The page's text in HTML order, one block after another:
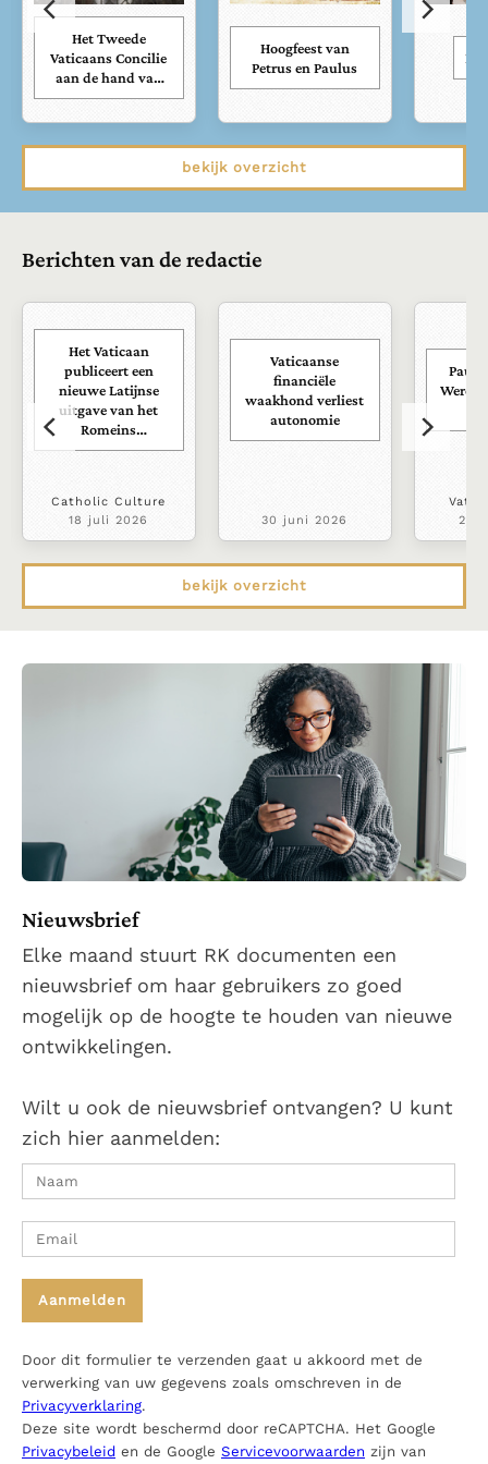
Het Tweede
Vaticaans Concilie
aan de hand van
zijn documenten
Hoogfeest van
Petrus en Paulus
bekijk overzicht
Berichten van de redactie
Het Vaticaan
publiceert een
nieuwe Latijnse
uitgave van het
Romeins
martyrologium
Catholic Culture
18 juli 2026
Vaticaanse
financiële
waakhond verliest
autonomie
30 juni 2026
Paus
22
bekijk overzicht
Nieuwsbrief
Elke maand stuurt RK documenten een
nieuwsbrief om haar gebruikers zo goed
mogelijk op de hoogte te houden van nieuwe
ontwikkelingen.
Wilt u ook de nieuwsbrief ontvangen? U kunt
zich hier aanmelden:
Door dit formulier te verzenden gaat u akkoord met de
verwerking van uw gegevens zoals omschreven in de
Privacyverklaring.
Deze site wordt beschermd door reCAPTCHA. Het Google
Privacybeleid en de Google Servicevoorwaarden zijn van